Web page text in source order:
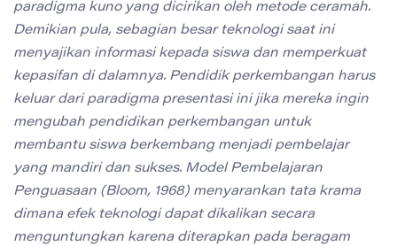
paradigma kuno yang dicirikan oleh metode ceramah.
Demikian pula, sebagian besar teknologi saat ini
menyajikan informasi kepada siswa dan memperkuat
kepasifan di dalamnya. Pendidik perkembangan harus
keluar dari paradigma presentasi ini jika mereka ingin
mengubah pendidikan perkembangan untuk
membantu siswa berkembang menjadi pembelajar
yang mandiri dan sukses. Model Pembelajaran
Penguasaan (Bloom, 1968) menyarankan tata krama
dimana efek teknologi dapat dikalikan secara
menguntungkan karena diterapkan pada beragam